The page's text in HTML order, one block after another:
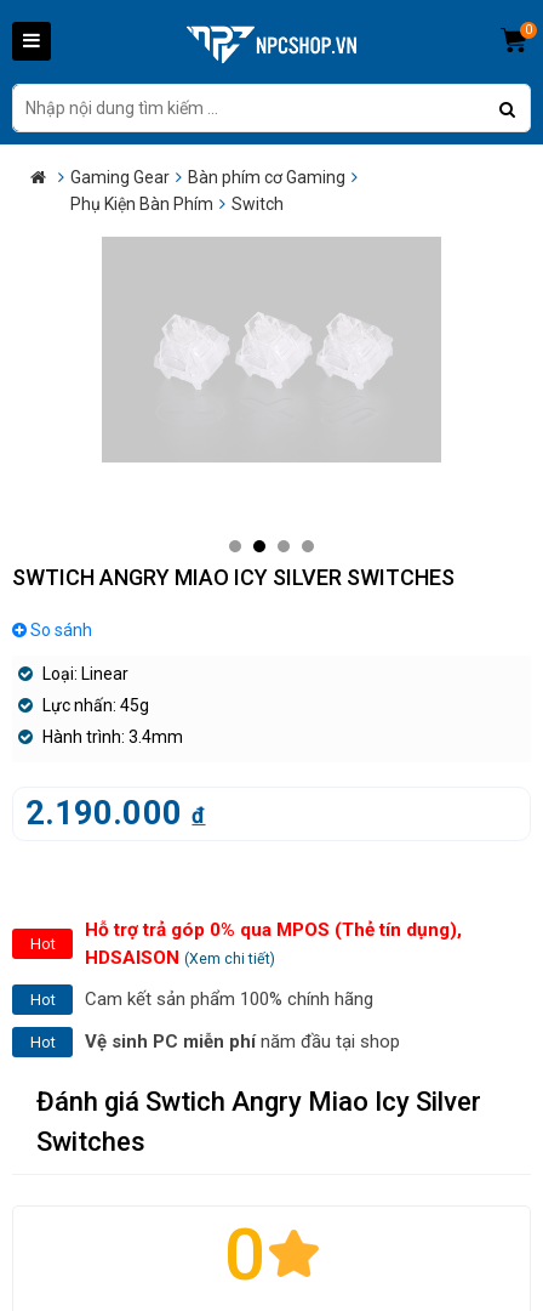
0
Gaming Gear
Bàn phím cơ Gaming
Phụ Kiện Bàn Phím
Switch
SWTICH ANGRY MIAO ICY SILVER SWITCHES
So sánh
Loại: Linear
Lực nhấn: 45g
Hành trình: 3.4mm
2.190.000 đ
Hot
Hỗ trợ trả góp 0% qua MPOS (Thẻ tín dụng),
HDSAISON (Xem chi tiết)
Hot Cam kết sản phẩm 100% chính hãng
Hot Vệ sinh PC miễn phínăm đầu tại shop
Đánh giá Swtich Angry Miao Icy Silver
Switches
0